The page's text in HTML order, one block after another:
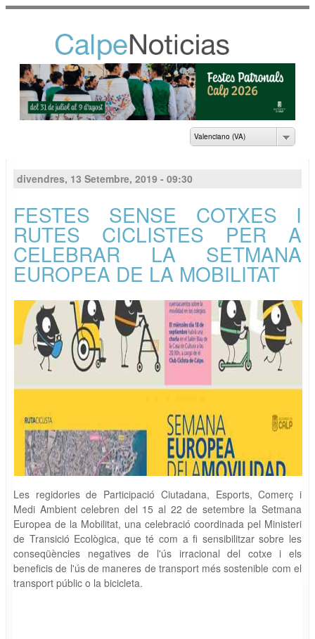
NOTICIAS DEL
AYUNTAMIENTO DE
Valenciano (VA)
divendres, 13 Setembre, 2019 - 09:30
FESTES SENSE COTXES I
RUTES CICLISTES PER A
CELEBRAR LA SETMANA
EUROPEA DE LA MOBILITAT
Les regidories de Participació Ciutadana, Esports, Comerç i
Medi Ambient celebren del 15 al 22 de setembre la Setmana
Europea de la Mobilitat, una celebració coordinada pel Ministeri
de Transició Ecològica, que té com a fi sensibilitzar sobre les
conseqüències negatives de l'ús irracional del cotxe i els
beneficis de l'ús de maneres de transport més sostenible com el
transport públic o la bicicleta.